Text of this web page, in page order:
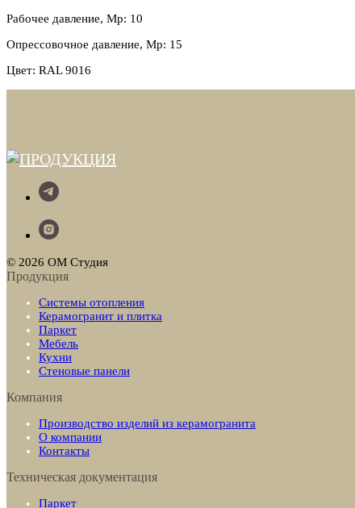
Рабочее давление, Мр: 10
Опрессовочное давление, Мр: 15
Цвет: RAL 9016
© 2026 ОМ Студия
Продукция
Системы отопления
Керамогранит и плитка
Паркет
Мебель
Кухни
Стеновые панели
Компания
Производство изделий из керамогранита
О компании
Контакты
Техническая документация
Паркет